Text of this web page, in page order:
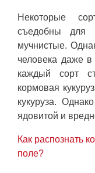
Некоторые
съедобны для
мучнистые.
человека даже в
каждый сорт
кормовая
кукуруза.
ядовитой и
Как распознать
поле?